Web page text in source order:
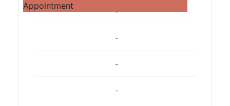
Appointment
-
-
-
-